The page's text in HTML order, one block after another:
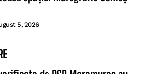
5, 2026